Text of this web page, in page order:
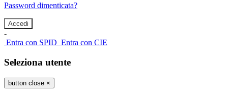
Password dimenticata?
-
Entra con SPID Entra con CIE
Seleziona utente
button close ×